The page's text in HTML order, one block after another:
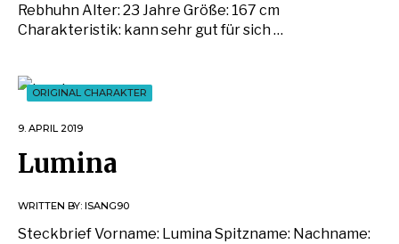
Rebhuhn Alter: 23 Jahre Größe: 167 cm
Charakteristik: kann sehr gut für sich …
ORIGINAL CHARAKTER
9. APRIL 2019
Lumina
WRITTEN BY: ISANG90
Steckbrief Vorname: Lumina Spitzname: Nachname: